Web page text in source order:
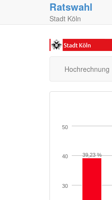
Ratswahl
Stadt Köln
Hochrechnung
39,23 %
30
40
50